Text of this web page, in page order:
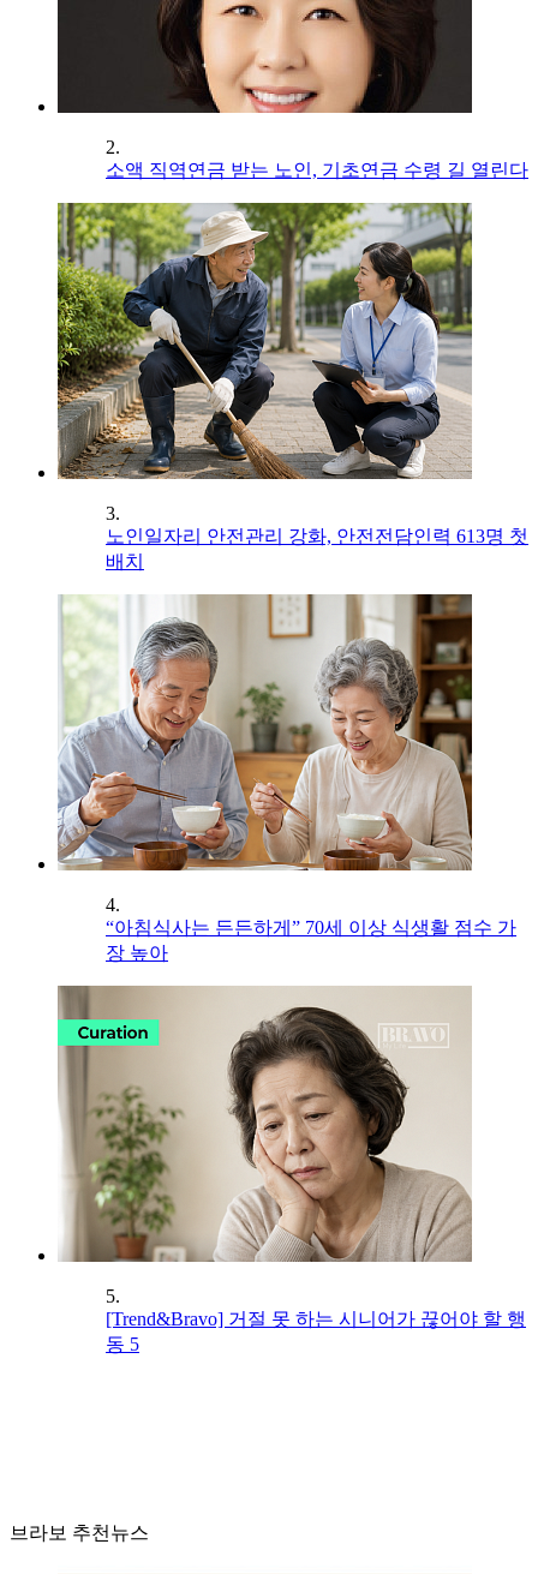
2.
소액 직역연금 받는 노인, 기초연금 수령 길 열린다
3.
노인일자리 안전관리 강화, 안전전담인력 613명 첫
배치
4.
“아침식사는 든든하게” 70세 이상 식생활 점수 가
장 높아
5.
[Trend&Bravo] 거절 못 하는 시니어가 끊어야 할 행
동 5
브라보 추천뉴스